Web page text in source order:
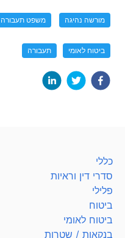
מורשה נהיגה משפט תעבורה
ביטוח לאומי תעבורה
כללי
סדרי דין וראיות
פלילי
ביטוח
ביטוח לאומי
בנקאות / שטרות